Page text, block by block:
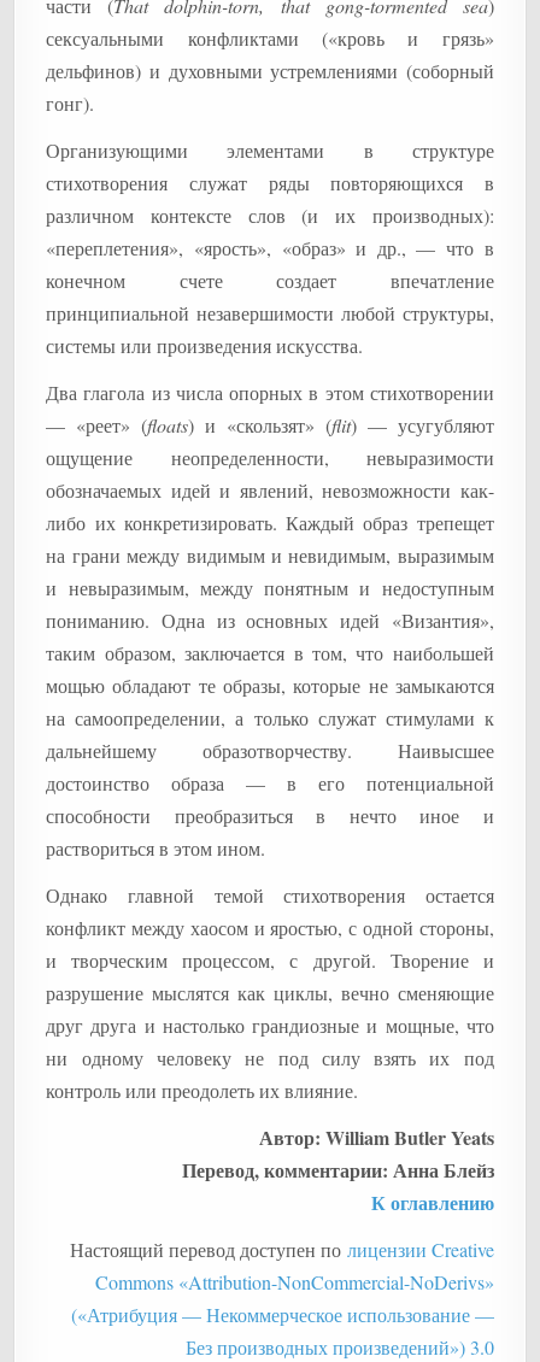
части (That dolphin-torn, that gong-tormented sea)
сексуальными конфликтами («кровь и грязь»
дельфинов) и духовными устремлениями (соборный
гонг).
Организующими элементами в структуре
стихотворения служат ряды повторяющихся в
различном контексте слов (и их производных):
«переплетения», «ярость», «образ» и др., — что в
конечном счете создает впечатление
принципиальной незавершимости любой структуры,
системы или произведения искусства.
Два глагола из числа опорных в этом стихотворении
— «реет» (floats) и «скользят» (flit) — усугубляют
ощущение неопределенности, невыразимости
обозначаемых идей и явлений, невозможности как-
либо их конкретизировать. Каждый образ трепещет
на грани между видимым и невидимым, выразимым
и невыразимым, между понятным и недоступным
пониманию. Одна из основных идей «Византия»,
таким образом, заключается в том, что наибольшей
мощью обладают те образы, которые не замыкаются
на самоопределении, а только служат стимулами к
дальнейшему образотворчеству. Наивысшее
достоинство образа — в его потенциальной
способности преобразиться в нечто иное и
раствориться в этом ином.
Однако главной темой стихотворения остается
конфликт между хаосом и яростью, с одной стороны,
и творческим процессом, с другой. Творение и
разрушение мыслятся как циклы, вечно сменяющие
друг друга и настолько грандиозные и мощные, что
ни одному человеку не под силу взять их под
контроль или преодолеть их влияние.
Автор: William Butler Yeats
Перевод, комментарии: Анна Блейз
К оглавлению
Настоящий перевод доступен по лицензии Creative
Commons «Attribution-NonCommercial-NoDerivs»
(«Атрибуция — Некоммерческое использование —
Без производных произведений») 3.0